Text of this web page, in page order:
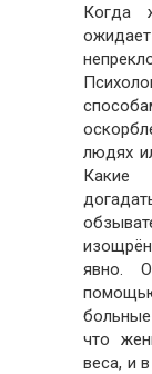
Когда
людях
Какие
явно.
что
веса, и